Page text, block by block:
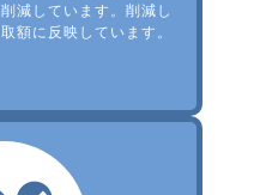
減しています。削減し
額に反映しています。